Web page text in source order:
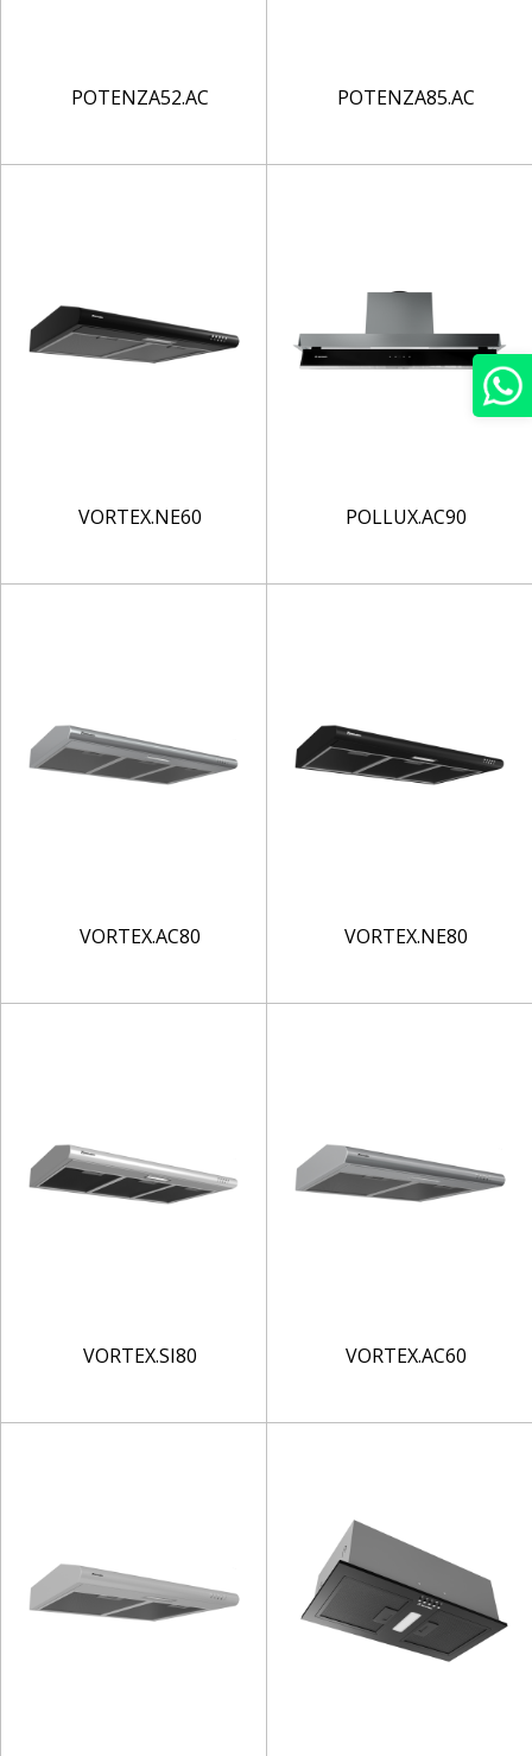
POTENZA52.AC POTENZA85.AC
VORTEX.NE60 POLLUX.AC90
VORTEX.AC80 VORTEX.NE80
VORTEX.SI80 VORTEX.AC60